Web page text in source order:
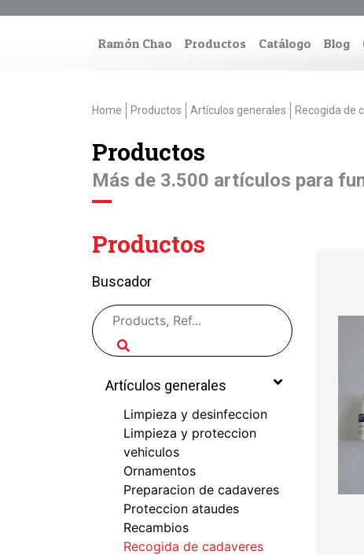
Ramón Chao Productos Catálogo Blog
Home Productos Artículos generales Recogida de
Productos
Más de 3.500 artículos para
Productos
Buscador
Artículos generales
Limpieza y desinfeccion
Limpieza y proteccion
vehiculos
Ornamentos
Preparacion de cadaveres
Proteccion ataudes
Recambios
Recogida de cadaveres